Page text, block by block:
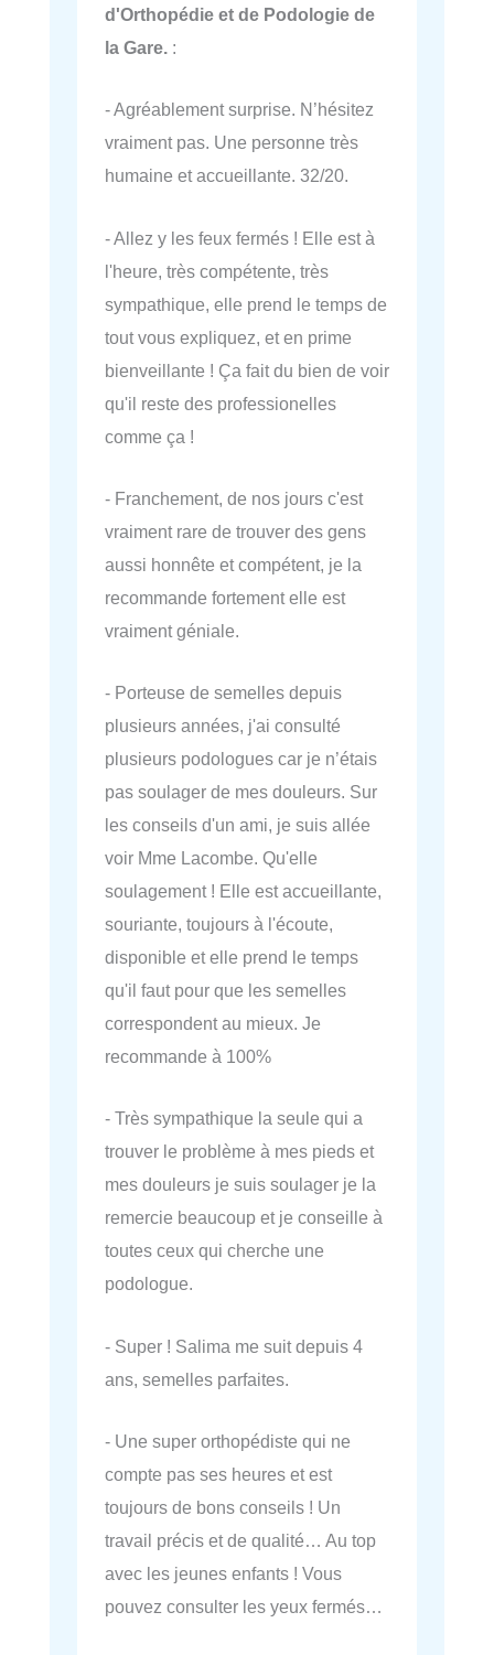
d'Orthopédie et de Podologie de
la Gare. :
- Agréablement surprise. N’hésitez
vraiment pas. Une personne très
humaine et accueillante. 32/20.
- Allez y les feux fermés ! Elle est à
l'heure, très compétente, très
sympathique, elle prend le temps de
tout vous expliquez, et en prime
bienveillante ! Ça fait du bien de voir
qu'il reste des professionelles
comme ça !
- Franchement, de nos jours c'est
vraiment rare de trouver des gens
aussi honnête et compétent, je la
recommande fortement elle est
vraiment géniale.
- Porteuse de semelles depuis
plusieurs années, j'ai consulté
plusieurs podologues car je n’étais
pas soulager de mes douleurs. Sur
les conseils d'un ami, je suis allée
voir Mme Lacombe. Qu'elle
soulagement ! Elle est accueillante,
souriante, toujours à l'écoute,
disponible et elle prend le temps
qu'il faut pour que les semelles
correspondent au mieux. Je
recommande à 100%
- Très sympathique la seule qui a
trouver le problème à mes pieds et
mes douleurs je suis soulager je la
remercie beaucoup et je conseille à
toutes ceux qui cherche une
podologue.
- Super ! Salima me suit depuis 4
ans, semelles parfaites.
- Une super orthopédiste qui ne
compte pas ses heures et est
toujours de bons conseils ! Un
travail précis et de qualité… Au top
avec les jeunes enfants ! Vous
pouvez consulter les yeux fermés…